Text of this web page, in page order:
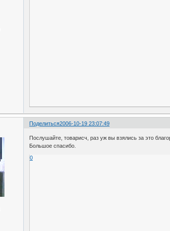
Поделиться2006-10-19 23:07:49
Послушайте, товарисч, раз уж вы взялись за это
Большое спасибо.
0